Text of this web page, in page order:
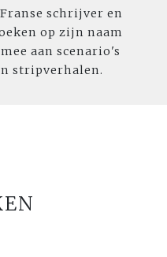
schrijver en
op zijn naam
aan scenario's
stripverhalen.